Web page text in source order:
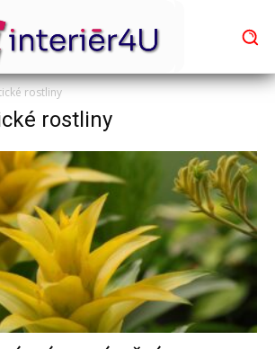
rostliny
rostliny